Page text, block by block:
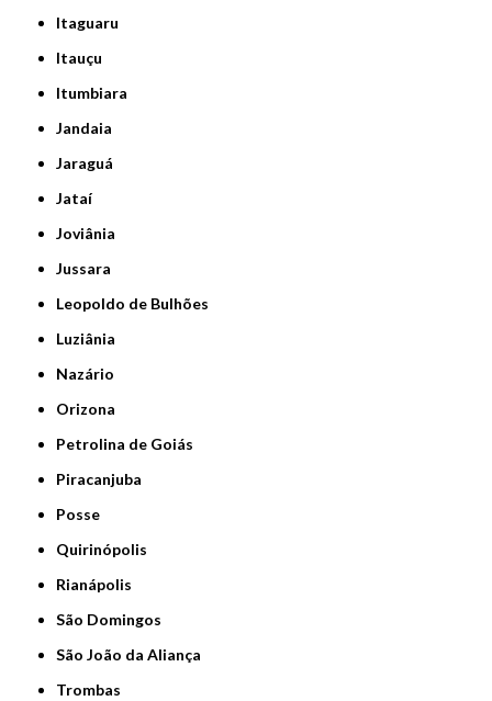
Itaguaru
Itauçu
Itumbiara
Jandaia
Jaraguá
Jataí
Joviânia
Jussara
Leopoldo de Bulhões
Luziânia
Nazário
Orizona
Petrolina de Goiás
Piracanjuba
Posse
Quirinópolis
Rianápolis
São Domingos
São João da Aliança
Trombas